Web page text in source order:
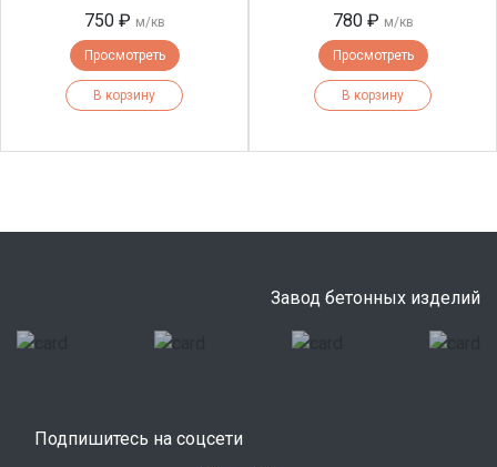
750 ₽ м/кв
Просмотреть
В корзину
780 ₽ м/кв
Просмотреть
В корзину
Завод бетонных изделий
Подпишитесь на соцсети